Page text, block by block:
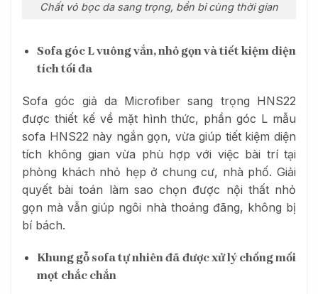
Chất vỏ bọc da sang trọng, bền bỉ cùng thời gian
Sofa góc L vuông vắn, nhỏ gọn và tiết kiệm diện
tích tối đa
Sofa góc giả da Microfiber sang trọng HNS22
được thiết kế về mặt hình thức, phần góc L mẫu
sofa HNS22 này ngắn gọn, vừa giúp tiết kiệm diện
tích không gian vừa phù hợp với việc bài trí tại
phòng khách nhỏ hẹp ở chung cư, nhà phố. Giải
quyết bài toán làm sao chọn được nội thất nhỏ
gọn mà vẫn giúp ngôi nhà thoáng đãng, không bị
bí bách.
Khung gỗ sofa tự nhiên đã được xử lý chống mối
mọt chắc chắn